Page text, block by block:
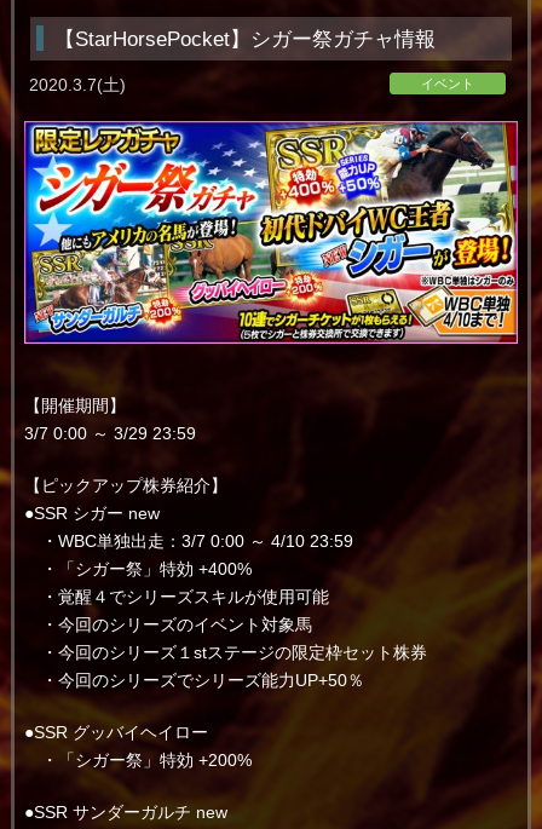
【StarHorsePocket】シガー祭ガチャ情報
イベント
2020.3.7(土)
【開催期間】
3/7 0:00 ～ 3/29 23:59
【ピックアップ株券紹介】
●SSR シガー new
・WBC単独出走：3/7 0:00 ～ 4/10 23:59
・「シガー祭」特効 +400%
・覚醒４でシリーズスキルが使用可能
・今回のシリーズのイベント対象馬
・今回のシリーズ１stステージの限定枠セット株券
・今回のシリーズでシリーズ能力UP+50％
●SSR グッバイヘイロー
・「シガー祭」特効 +200%
●SSR サンダーガルチ new